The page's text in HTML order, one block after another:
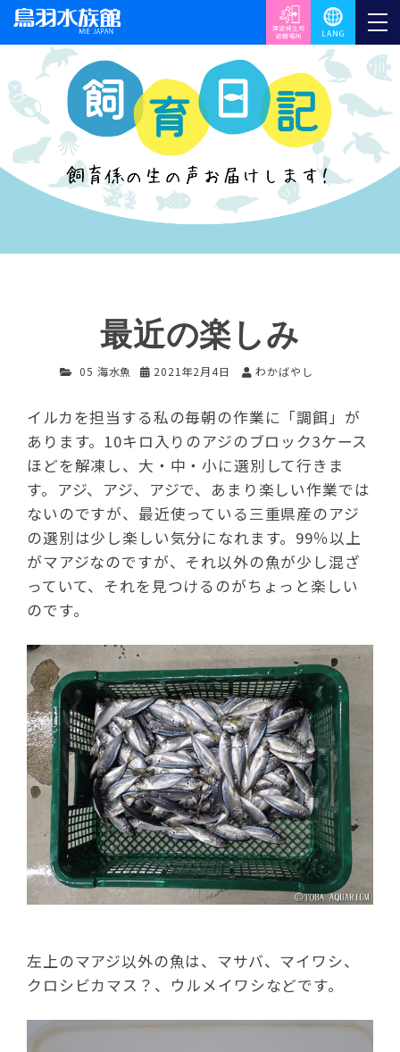
最近の楽しみ
05 海水魚 2021年2月4日 わかばやし
イルカを担当する私の毎朝の作業に「調餌」が
あります。10キロ入りのアジのブロック3ケース
ほどを解凍し、大・中・小に選別して行きま
す。アジ、アジ、アジで、あまり楽しい作業では
ないのですが、最近使っている三重県産のアジ
の選別は少し楽しい気分になれます。99％以上
がマアジなのですが、それ以外の魚が少し混ざ
っていて、それを見つけるのがちょっと楽しい
のです。
左上のマアジ以外の魚は、マサバ、マイワシ、
クロシビカマス？、ウルメイワシなどです。